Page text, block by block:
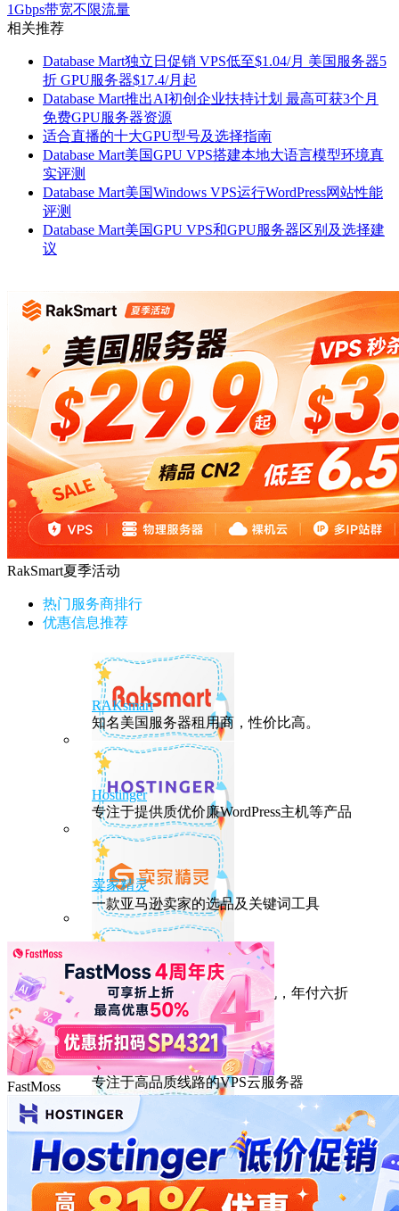
1Gbps带宽不限流量
相关推荐
Database Mart独立日促销 VPS低至$1.04/月 美国服务器5
折 GPU服务器$17.4/月起
Database Mart推出AI初创企业扶持计划 最高可获3个月
免费GPU服务器资源
适合直播的十大GPU型号及选择指南
Database Mart美国GPU VPS搭建本地大语言模型环境真
实评测
Database Mart美国Windows VPS运行WordPress网站性能
评测
Database Mart美国GPU VPS和GPU服务器区别及选择建
议
RakSmart夏季活动
热门服务商排行
优惠信息推荐
RAKsmart
知名美国服务器租用商，性价比高。
Hostinger
专注于提供质优价廉WordPress主机等产品
卖家精灵
一款亚马逊卖家的选品及关键词工具
HostEase
性能出众的高性价比美国主机，年付六折
DMIT
专注于高品质线路的VPS云服务器
FastMoss